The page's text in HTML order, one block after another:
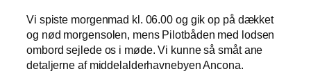
Vi spiste morgenmad kl. 06.00 og gik op på dækket
og nød morgensolen, mens Pilotbåden med lodsen
ombord sejlede os i møde. Vi kunne så småt ane
detaljerne af middelalderhavnebyen Ancona.